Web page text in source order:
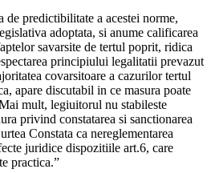
predictibilitate a acestei norme,
adoptata, si anume calificarea
savarsite de tertul poprit, ridica
principiului legalitatii prevazut
covarsitoare a cazurilor tertul
apare discutabil in ce masura poate
mult, legiuitorul nu stabileste
privind constatarea si sanctionarea
Constata ca nereglementarea
juridice dispozitiile art.6, care
practica.”